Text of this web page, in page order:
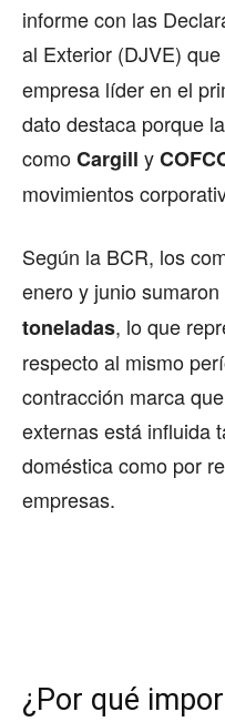
informe con las
al Exterior (DJVE)
empresa líder en el
dato destaca porque
comoCargill y
movimientos
Según la BCR, los
enero y junio sumaron
toneladas, lo que
respecto al mismo
contracción marca
externas está influida
doméstica como por
empresas.
¿Por qué